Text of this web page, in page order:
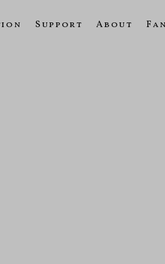
Support About